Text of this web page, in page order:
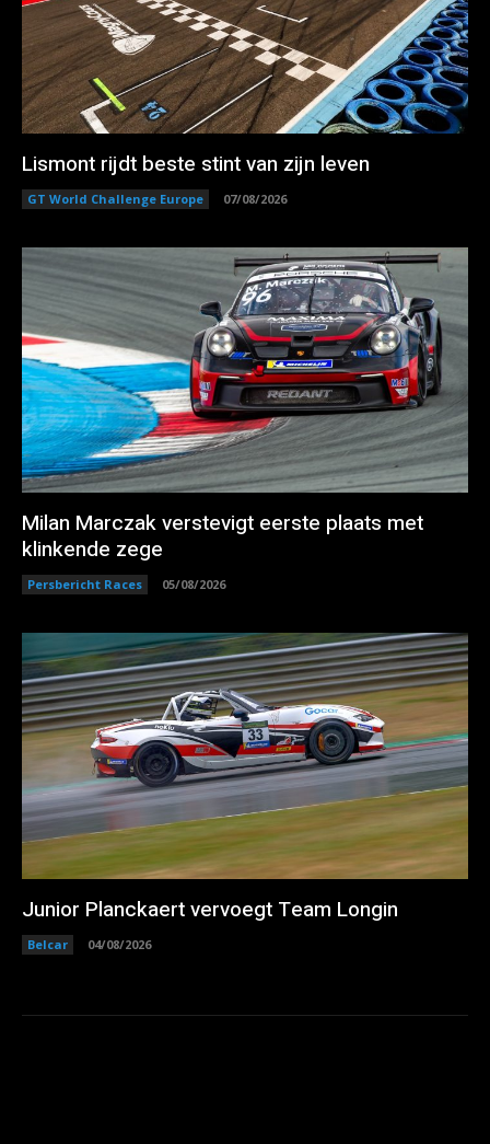
Lismont rijdt beste stint van zijn leven
GT World Challenge Europe 07/08/2026
Milan Marczak verstevigt eerste plaats met
klinkende zege
Persbericht Races 05/08/2026
Junior Planckaert vervoegt Team Longin
Belcar 04/08/2026